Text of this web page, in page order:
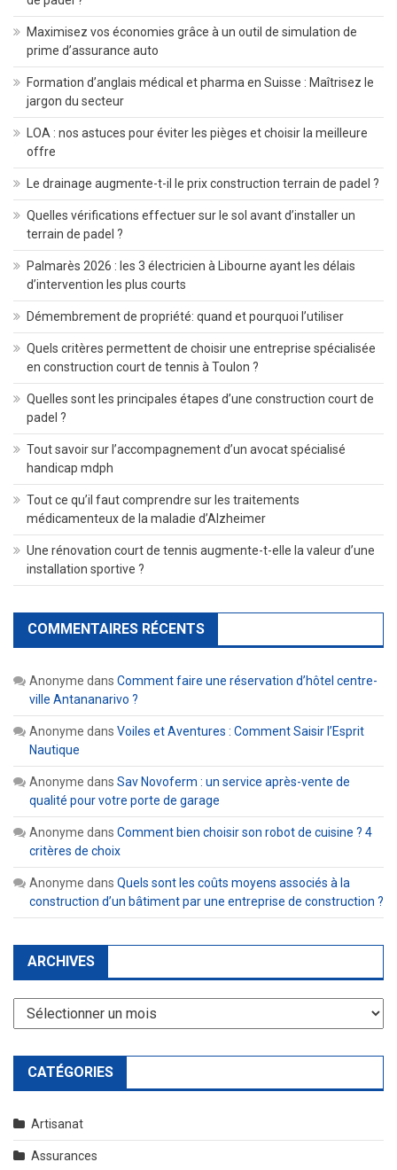
Maximisez vos économies grâce à un outil de simulation de
prime d’assurance auto
Formation d’anglais médical et pharma en Suisse : Maîtrisez le
jargon du secteur
LOA : nos astuces pour éviter les pièges et choisir la meilleure
offre
Le drainage augmente-t-il le prix construction terrain de padel ?
Quelles vérifications effectuer sur le sol avant d’installer un
terrain de padel ?
Palmarès 2026 : les 3 électricien à Libourne ayant les délais
d’intervention les plus courts
Démembrement de propriété: quand et pourquoi l’utiliser
Quels critères permettent de choisir une entreprise spécialisée
en construction court de tennis à Toulon ?
Quelles sont les principales étapes d’une construction court de
padel ?
Tout savoir sur l’accompagnement d’un avocat spécialisé
handicap mdph
Tout ce qu’il faut comprendre sur les traitements
médicamenteux de la maladie d’Alzheimer
Une rénovation court de tennis augmente-t-elle la valeur d’une
installation sportive ?
COMMENTAIRES RÉCENTS
Anonyme dans Comment faire une réservation d’hôtel centre-
ville Antananarivo ?
Anonyme dans Voiles et Aventures : Comment Saisir l’Esprit
Nautique
Anonyme dans Sav Novoferm : un service après-vente de
qualité pour votre porte de garage
Anonyme dans Comment bien choisir son robot de cuisine ? 4
critères de choix
Anonyme dans Quels sont les coûts moyens associés à la
construction d’un bâtiment par une entreprise de construction ?
ARCHIVES
Archives
CATÉGORIES
Artisanat
Assurances